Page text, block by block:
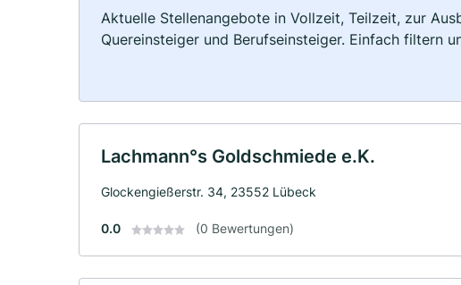
Aktuelle Stellenangebote in Vollzeit, Teilzeit, zur
Quereinsteiger und Berufseinsteiger. Einfach filtern
Lachmann°s Goldschmiede e.K.
Glockengießerstr. 34, 23552 Lübeck
0.0 (0 Bewertungen)